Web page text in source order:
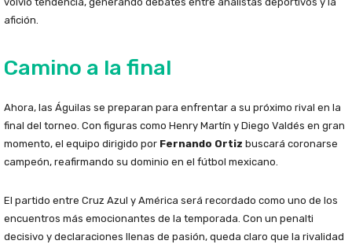
afición.
Camino a la final
Ahora, las Águilas se preparan para enfrentar a su próximo rival en la
final del torneo. Con figuras como Henry Martín y Diego Valdés en gran
momento, el equipo dirigido por Fernando Ortiz buscará coronarse
campeón, reafirmando su dominio en el fútbol mexicano.
El partido entre Cruz Azul y América será recordado como uno de los
encuentros más emocionantes de la temporada. Con un penalti
decisivo y declaraciones llenas de pasión, queda claro que la rivalidad